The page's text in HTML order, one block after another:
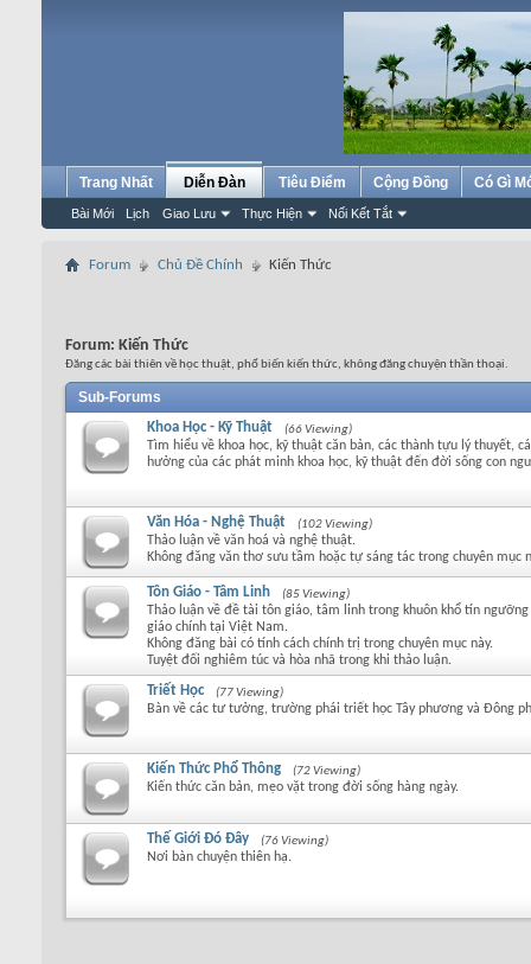
Trang Nhất Diễn Đàn
Bài Mới Lịch Giao Lưu Thực Hiện Nối Kết Tắt
Tiêu Điểm Cộng Đồng Có Gì
Forum Chủ Đề Chính Kiến Thức
Forum: Kiến Thức
Đăng các bài thiên về học thuật, phổ biến kiến thức, không đăng chuyện thần thoại.
Sub-Forums
Khoa Học - Kỹ Thuật (66 Viewing)
Tìm hiểu về khoa học, kỹ thuật căn bản, các thành tựu lý thuyết,
hưởng của các phát minh khoa học, kỹ thuật đến đời sống con
Văn Hóa - Nghệ Thuật (102 Viewing)
Thảo luận về văn hoá và nghệ thuật.
Không đăng văn thơ sưu tầm hoặc tự sáng tác trong chuyên mục
Tôn Giáo - Tâm Linh (85 Viewing)
Thảo luận về đề tài tôn giáo, tâm linh trong khuôn khổ tín ngưỡng
giáo chính tại Việt Nam.
Không đăng bài có tính cách chính trị trong chuyên mục này.
Tuyệt đối nghiêm túc và hòa nhã trong khi thảo luận.
Triết Học (77 Viewing)
Bàn về các tư tưởng, trường phái triết học Tây phương và Đông
Kiến Thức Phổ Thông (72 Viewing)
Kiến thức căn bản, mẹo vặt trong đời sống hàng ngày.
Thế Giới Đó Đây (76 Viewing)
Nơi bàn chuyện thiên hạ.